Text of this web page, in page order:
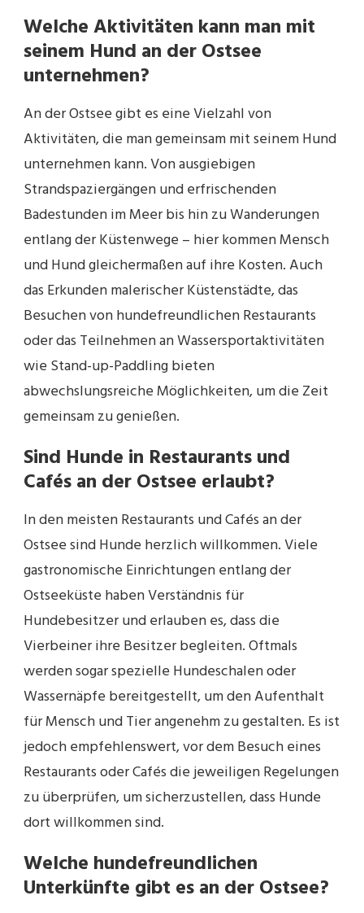
Welche Aktivitäten kann man mit
seinem Hund an der Ostsee
unternehmen?
An der Ostsee gibt es eine Vielzahl von
Aktivitäten, die man gemeinsam mit seinem Hund
unternehmen kann. Von ausgiebigen
Strandspaziergängen und erfrischenden
Badestunden im Meer bis hin zu Wanderungen
entlang der Küstenwege – hier kommen Mensch
und Hund gleichermaßen auf ihre Kosten. Auch
das Erkunden malerischer Küstenstädte, das
Besuchen von hundefreundlichen Restaurants
oder das Teilnehmen an Wassersportaktivitäten
wie Stand-up-Paddling bieten
abwechslungsreiche Möglichkeiten, um die Zeit
gemeinsam zu genießen.
Sind Hunde in Restaurants und
Cafés an der Ostsee erlaubt?
In den meisten Restaurants und Cafés an der
Ostsee sind Hunde herzlich willkommen. Viele
gastronomische Einrichtungen entlang der
Ostseeküste haben Verständnis für
Hundebesitzer und erlauben es, dass die
Vierbeiner ihre Besitzer begleiten. Oftmals
werden sogar spezielle Hundeschalen oder
Wassernäpfe bereitgestellt, um den Aufenthalt
für Mensch und Tier angenehm zu gestalten. Es ist
jedoch empfehlenswert, vor dem Besuch eines
Restaurants oder Cafés die jeweiligen Regelungen
zu überprüfen, um sicherzustellen, dass Hunde
dort willkommen sind.
Welche hundefreundlichen
Unterkünfte gibt es an der Ostsee?